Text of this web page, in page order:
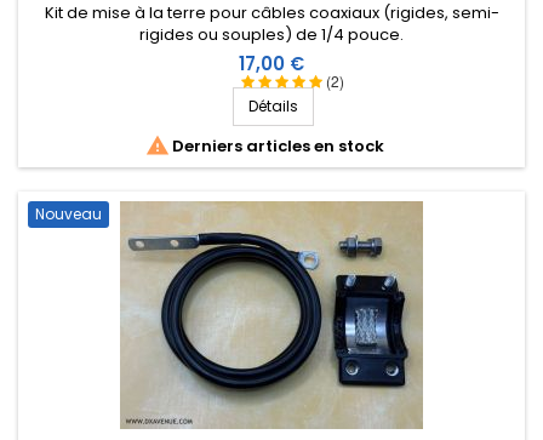
(2)
Kit de mise à la terre pour câbles coaxiaux (rigides, semi-
rigides ou souples) de 1/4 pouce.
Prix
17,00 €
Détails
 Derniers articles en stock
Nouveau